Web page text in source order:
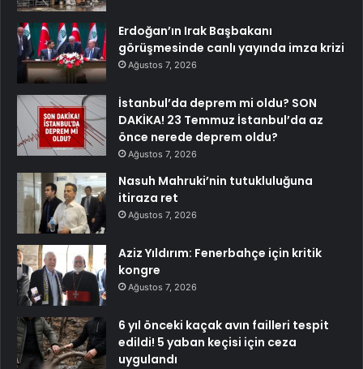
Erdoğan’ın Irak Başbakanı
görüşmesinde canlı yayında imza krizi
Ağustos 7, 2026
İstanbul’da deprem mi oldu? SON
DAKİKA! 23 Temmuz İstanbul’da az
önce nerede deprem oldu?
Ağustos 7, 2026
Nasuh Mahruki’nin tutukluluğuna
itiraza ret
Ağustos 7, 2026
Aziz Yıldırım: Fenerbahçe için kritik
kongre
Ağustos 7, 2026
6 yıl önceki kaçak avın failleri tespit
edildi! 5 yaban keçisi için ceza
uygulandı